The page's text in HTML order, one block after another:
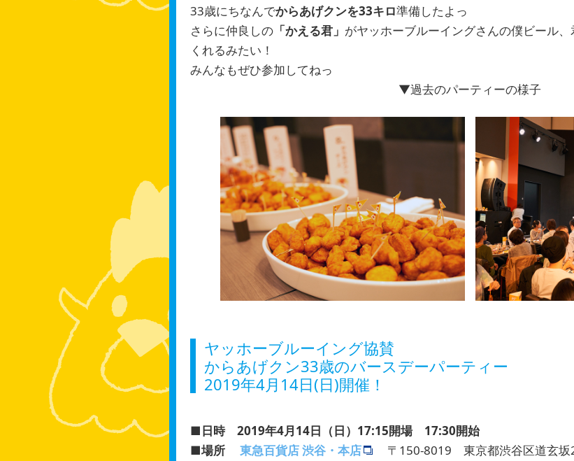
33歳にちなんでからあげクンを33キロ準備したよっ
さらに仲良しの 「かえる君」 がヤッホーブルーイングさんの僕ビール
くれるみたい！
みんなもぜひ参加してねっ
▼過去のパーティーの様子
ヤッホーブルーイング協賛
からあげクン33歳のバースデーパーティー
2019年4月14日(日)開催！
■日時 2019年4月14日（日）17:15開場 17:30開始
■場所
東急百貨店 渋谷・本店
〒150-8019 東京都渋谷区道玄坂